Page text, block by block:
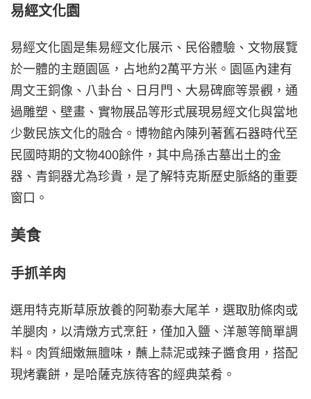
易經文化園
易經文化園是集易經文化展示、民俗體驗、文物展覽
於一體的主題園區，占地約2萬平方米。園區內建有
周文王銅像、八卦台、日月門、大易碑廊等景觀，通
過雕塑、壁畫、實物展品等形式展現易經文化與當地
少數民族文化的融合。博物館內陳列著舊石器時代至
民國時期的文物400餘件，其中烏孫古墓出土的金
器、青銅器尤為珍貴，是了解特克斯歷史脈絡的重要
窗口。
美食
手抓羊肉
選用特克斯草原放養的阿勒泰大尾羊，選取肋條肉或
羊腿肉，以清燉方式烹飪，僅加入鹽、洋蔥等簡單調
料。肉質細嫩無膻味，蘸上蒜泥或辣子醬食用，搭配
現烤囊餅，是哈薩克族待客的經典菜肴。